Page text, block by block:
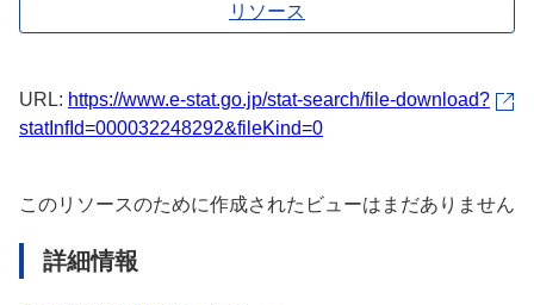
リソース
URL: https://www.e-stat.go.jp/stat-search/file-download?
statInfId=000032248292&fileKind=0
このリソースのために作成されたビューはまだありません
詳細情報